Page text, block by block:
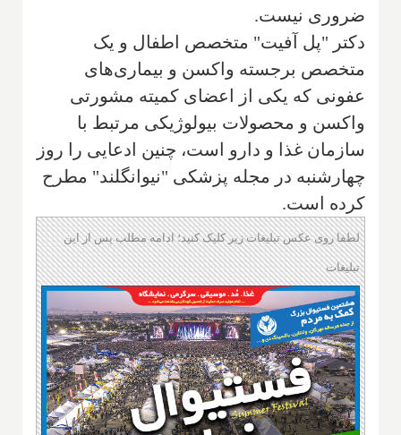
ضروری نیست.
دکتر "پل آفیت"‌ متخصص اطفال و یک
متخصص برجسته واکسن و بیماری‌های
عفونی که یکی از اعضای کمیته مشورتی
واکسن و محصولات بیولوژیکی مرتبط با
سازمان غذا و دارو است‌، چنین ادعایی را روز
چهارشنبه در مجله پزشکی "نیوانگلند" مطرح
کرده است.
لطفا روی عکس تبلیغات زیر کلیک کنید؛ ادامه مطلب پس از این
تبلیغات